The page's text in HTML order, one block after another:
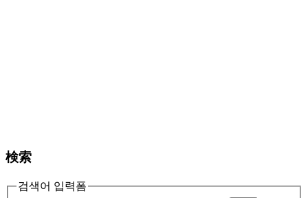
検索
검색어 입력폼